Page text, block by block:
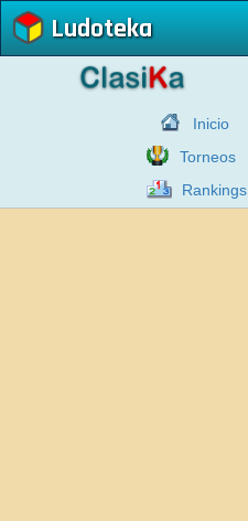
Ludoteka
Inicio
Torneos
Rankings